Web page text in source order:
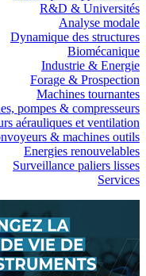
R&D & Universités
Analyse modale
Dynamique des structures
Biomécanique
Industrie & Energie
Forage & Prospection
Machines tournantes
pompes & compresseurs
aérauliques et ventilation
& machines outils
Energies renouvelables
Surveillance paliers lisses
Services